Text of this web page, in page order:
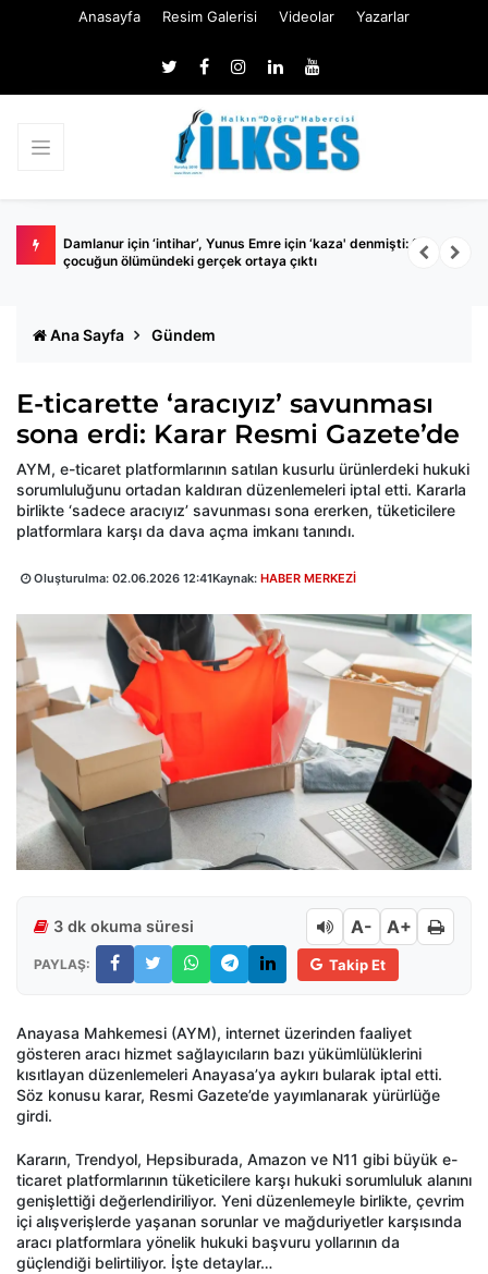
Anasayfa Resim Galerisi Videolar Yazarlar
Damlanur için ‘intihar’, Yunus Emre için ‘kaza' denmişti: 2
çocuğun ölümündeki gerçek ortaya çıktı
Ana Sayfa Gündem
E-ticarette ‘aracıyız’ savunması
sona erdi: Karar Resmi Gazete’de
AYM, e-ticaret platformlarının satılan kusurlu ürünlerdeki hukuki
sorumluluğunu ortadan kaldıran düzenlemeleri iptal etti. Kararla
birlikte ‘sadece aracıyız’ savunması sona ererken, tüketicilere
platformlara karşı da dava açma imkanı tanındı.
Oluşturulma: 02.06.2026 12:41Kaynak: HABER MERKEZİ
3 dk okuma süresi A- A+
PAYLAŞ: Takip Et
Anayasa Mahkemesi (AYM), internet üzerinden faaliyet
gösteren aracı hizmet sağlayıcıların bazı yükümlülüklerini
kısıtlayan düzenlemeleri Anayasa’ya aykırı bularak iptal etti.
Söz konusu karar, Resmi Gazete’de yayımlanarak yürürlüğe
girdi.
Kararın, Trendyol, Hepsiburada, Amazon ve N11 gibi büyük e-
ticaret platformlarının tüketicilere karşı hukuki sorumluluk alanını
genişlettiği değerlendiriliyor. Yeni düzenlemeyle birlikte, çevrim
içi alışverişlerde yaşanan sorunlar ve mağduriyetler karşısında
aracı platformlara yönelik hukuki başvuru yollarının da
güçlendiği belirtiliyor. İşte detaylar…